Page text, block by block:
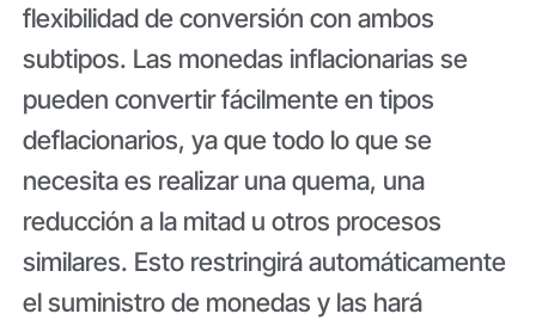
flexibilidad de conversión con ambos
subtipos. Las monedas inflacionarias se
pueden convertir fácilmente en tipos
deflacionarios, ya que todo lo que se
necesita es realizar una quema, una
reducción a la mitad u otros procesos
similares. Esto restringirá automáticamente
el suministro de monedas y las hará